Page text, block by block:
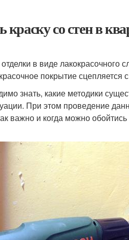
со стен в
в виде лакокрасочного
покрытие сцепляется
знать, какие методики
При этом проведение
важно и когда можно